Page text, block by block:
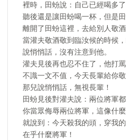
裡時，田蚡說：自己已經喝多
聽後還是讓田蚡喝一杯，但是
離開了田蚡這裡，去給別人敬
當灌夫敬酒敬到臨汝候的時候
說悄悄話，沒有注意到他。
灌夫見後再也忍不住了，他打
不識一文不值，今天長輩給你
那兒說悄悄話，無視長輩！
田蚡見後對灌夫說：兩位將軍
你當眾侮辱兩位將軍，這像什
就說到：今天殺我的頭，穿我
在乎什麼將軍！